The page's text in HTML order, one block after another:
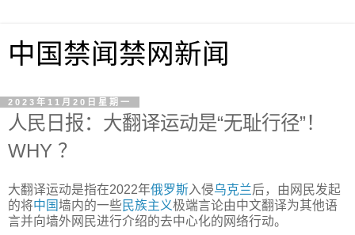
中国禁闻禁网新闻
2023年11月20日星期一
人民日报：大翻译运动是“无耻行径”！
WHY ？
大翻译运动是指在2022年俄罗斯入侵乌克兰后，由网民发起
的将中国墙内的一些 民族主义极端言论由中文翻译为其他语
言并向墙外网民进行介绍的去中心化的网络行动。